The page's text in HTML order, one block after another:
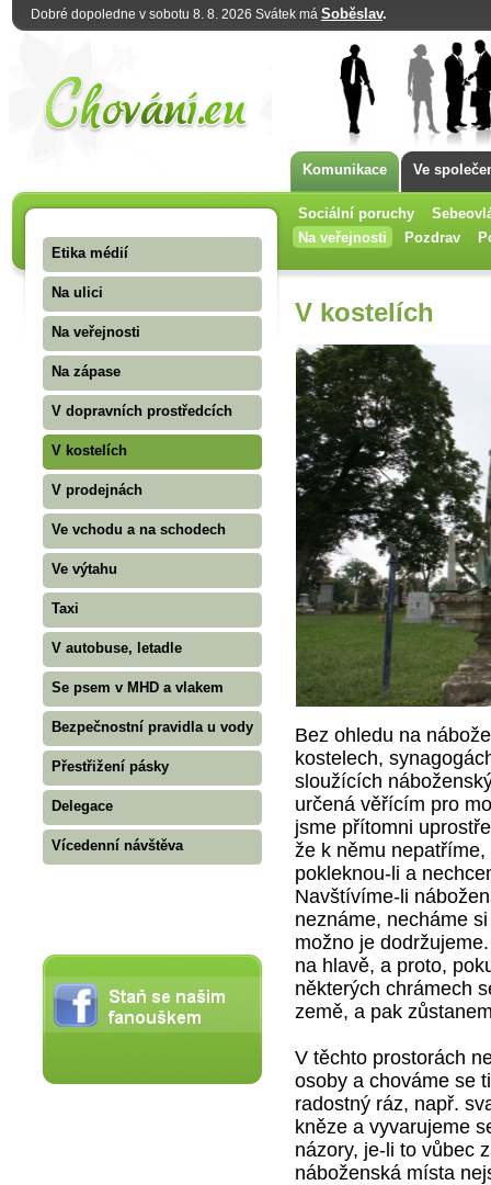
Dobré dopoledne v sobotu 8. 8. 2026 Svátek má Soběslav.
Komunikace Ve
Sociální poruchy
Na veřejnosti
Pozdrav
Etika médií
Na ulici
Na veřejnosti
Na zápase
V dopravních prostředcích
V kostelích
V prodejnách
Ve vchodu a na schodech
Ve výtahu
Taxi
V autobuse, letadle
Se psem v MHD a vlakem
Bezpečnostní pravidla u vody
Přestřižení pásky
Delegace
Vícedenní návštěva
V kostelích
Bez ohledu na
kostelech,
sloužících
určená věřícím pro
jsme přítomni
že k němu
pokleknou-li a
Navštívíme-li
neznáme, necháme
možno je
na hlavě, a proto,
některých chrámech
země, a pak
V těchto prostorách
osoby a chováme se
radostný ráz, např.
kněze a vyvarujeme
názory, je-li to vůbec
náboženská místa